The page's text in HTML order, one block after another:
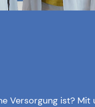
Versorgung ist?